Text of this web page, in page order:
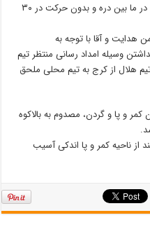
به گفته نریمانی: خانم سالم است و اما آقا در ما بین دره و بدون حرکت در ۳۰
هدایت و آقا با توجه به
وسیله امداد رسانی منتظر تیم
از کرج ماند که حدود ساعت ۱۱/۴۵ تیم هلال از کرج به تیم محلی ملحق
و پا و گردن، مصدوم به بالاکوه
ناحیه کمر و پا اندکی آسیب